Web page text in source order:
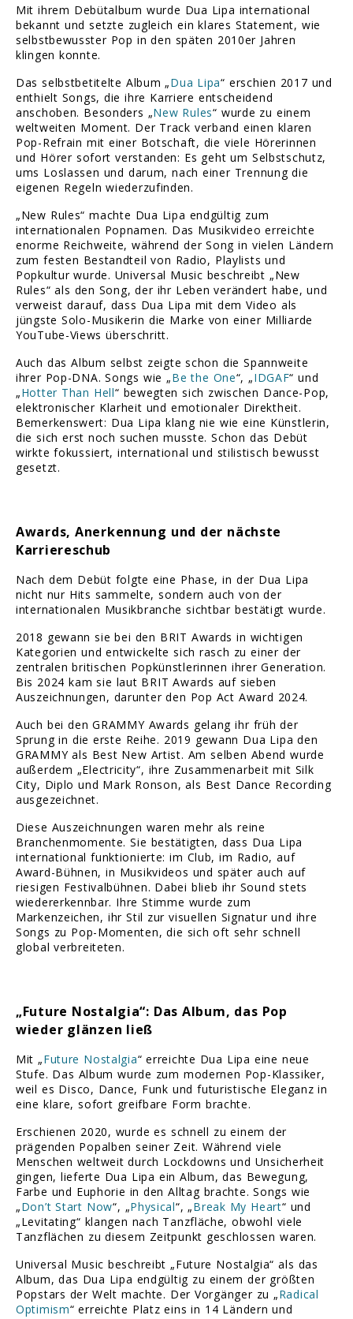
Mit ihrem Debütalbum wurde Dua Lipa international
bekannt und setzte zugleich ein klares Statement, wie
selbstbewusster Pop in den späten 2010er Jahren
klingen konnte.
Das selbstbetitelte Album „Dua Lipa“ erschien 2017 und
enthielt Songs, die ihre Karriere entscheidend
anschoben. Besonders „New Rules“ wurde zu einem
weltweiten Moment. Der Track verband einen klaren
Pop-Refrain mit einer Botschaft, die viele Hörerinnen
und Hörer sofort verstanden: Es geht um Selbstschutz,
ums Loslassen und darum, nach einer Trennung die
eigenen Regeln wiederzufinden.
„New Rules“ machte Dua Lipa endgültig zum
internationalen Popnamen. Das Musikvideo erreichte
enorme Reichweite, während der Song in vielen Ländern
zum festen Bestandteil von Radio, Playlists und
Popkultur wurde. Universal Music beschreibt „New
Rules“ als den Song, der ihr Leben verändert habe, und
verweist darauf, dass Dua Lipa mit dem Video als
jüngste Solo-Musikerin die Marke von einer Milliarde
YouTube-Views überschritt.
Auch das Album selbst zeigte schon die Spannweite
ihrer Pop-DNA. Songs wie „Be the One“, „IDGAF“ und
„Hotter Than Hell“ bewegten sich zwischen Dance-Pop,
elektronischer Klarheit und emotionaler Direktheit.
Bemerkenswert: Dua Lipa klang nie wie eine Künstlerin,
die sich erst noch suchen musste. Schon das Debüt
wirkte fokussiert, international und stilistisch bewusst
gesetzt.
Awards, Anerkennung und der nächste
Karriereschub
Nach dem Debüt folgte eine Phase, in der Dua Lipa
nicht nur Hits sammelte, sondern auch von der
internationalen Musikbranche sichtbar bestätigt wurde.
2018 gewann sie bei den BRIT Awards in wichtigen
Kategorien und entwickelte sich rasch zu einer der
zentralen britischen Popkünstlerinnen ihrer Generation.
Bis 2024 kam sie laut BRIT Awards auf sieben
Auszeichnungen, darunter den Pop Act Award 2024.
Auch bei den GRAMMY Awards gelang ihr früh der
Sprung in die erste Reihe. 2019 gewann Dua Lipa den
GRAMMY als Best New Artist. Am selben Abend wurde
außerdem „Electricity“, ihre Zusammenarbeit mit Silk
City, Diplo und Mark Ronson, als Best Dance Recording
ausgezeichnet.
Diese Auszeichnungen waren mehr als reine
Branchenmomente. Sie bestätigten, dass Dua Lipa
international funktionierte: im Club, im Radio, auf
Award-Bühnen, in Musikvideos und später auch auf
riesigen Festivalbühnen. Dabei blieb ihr Sound stets
wiedererkennbar. Ihre Stimme wurde zum
Markenzeichen, ihr Stil zur visuellen Signatur und ihre
Songs zu Pop-Momenten, die sich oft sehr schnell
global verbreiteten.
„Future Nostalgia“: Das Album, das Pop
wieder glänzen ließ
Mit „Future Nostalgia“ erreichte Dua Lipa eine neue
Stufe. Das Album wurde zum modernen Pop-Klassiker,
weil es Disco, Dance, Funk und futuristische Eleganz in
eine klare, sofort greifbare Form brachte.
Erschienen 2020, wurde es schnell zu einem der
prägenden Popalben seiner Zeit. Während viele
Menschen weltweit durch Lockdowns und Unsicherheit
gingen, lieferte Dua Lipa ein Album, das Bewegung,
Farbe und Euphorie in den Alltag brachte. Songs wie
„Don’t Start Now“, „Physical“, „Break My Heart“ und
„Levitating“ klangen nach Tanzfläche, obwohl viele
Tanzflächen zu diesem Zeitpunkt geschlossen waren.
Universal Music beschreibt „Future Nostalgia“ als das
Album, das Dua Lipa endgültig zu einem der größten
Popstars der Welt machte. Der Vorgänger zu „Radical
Optimism“ erreichte Platz eins in 14 Ländern und